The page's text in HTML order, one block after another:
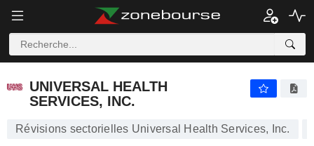
UNIVERSAL HEALTH
SERVICES, INC.
Révisions sectorielles Universal Health Services, Inc.